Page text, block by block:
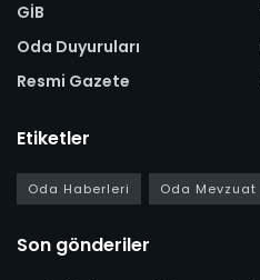
GİB
Oda Duyuruları
Resmi Gazete
Etiketler
Oda Haberleri Oda Mevzuat
Son gönderiler